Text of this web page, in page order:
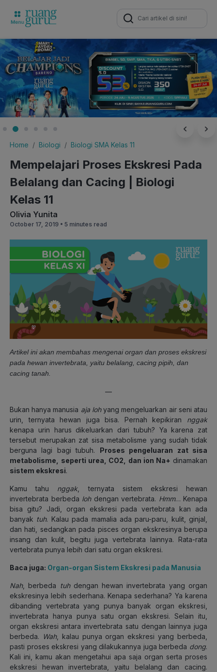
Search
for:
Home Biologi Biologi SMA Kelas 11
Mempelajari Proses Ekskresi Pada
Belalang dan Cacing | Biologi
Kelas 11
Olivia Yunita
October 17, 2019 • 5 minutes read
Artikel ini akan membahas mengenai organ dan proses ekskresi
pada hewan invertebrata, yaitu belalang, cacing pipih, dan
cacing tanah.
—
Bukan hanya manusia aja lohyang mengeluarkan air seni atau
urin, ternyata hewan juga bisa. Pernah kepikiran nggak
kenapa urin harus dikeluarkan dari tubuh? Ya karena zat
tersebut merupakan zat sisa metabolisme yang sudah tidak
berguna lagi bagi tubuh. Proses pengeluaran zat sisa
metabolisme,
seperti urea, CO2, dan ion Na+ dinamakan
sistem ekskresi.
Kamu tahu nggak, ternyata sistem ekskresi hewan
invertebrata berbeda lohdengan vertebrata. Hmm… Kenapa
bisa gitu? Jadi, organ ekskresi pada vertebrata kan ada
banyak tuh. Kalau pada mamalia ada paru-paru, kulit, ginjal,
dan hati, sedangkan pada pisces organ ekskresinya berupa
insang dan kulit, begitu juga vertebrata lainnya. Rata-rata
vertebrata punya lebih dari satu organ ekskresi.
Baca juga: Organ-organ Sistem Ekskresi pada Manusia
Nah, berbeda tuhdengan hewan invertebrata yang organ
ekskresinya lebih sederhana. Kenapa sederhana? Ya karena
dibanding vertebrata yang punya banyak organ ekskresi,
invertebrata hanya punya satu organ ekskresi. Selain itu,
organ ekskresi antara invertebrata satu dengan lainnya juga
berbeda.
Wah, kalau punya organ ekskresi yang berbeda,
pasti proses ekskresi yang dilakukannya juga berbeda dong.
Kali ini, kamu akan mengetahui apa saja organ serta proses
ekskresi hewan invertebrata, yaitu belalang dan cacing.